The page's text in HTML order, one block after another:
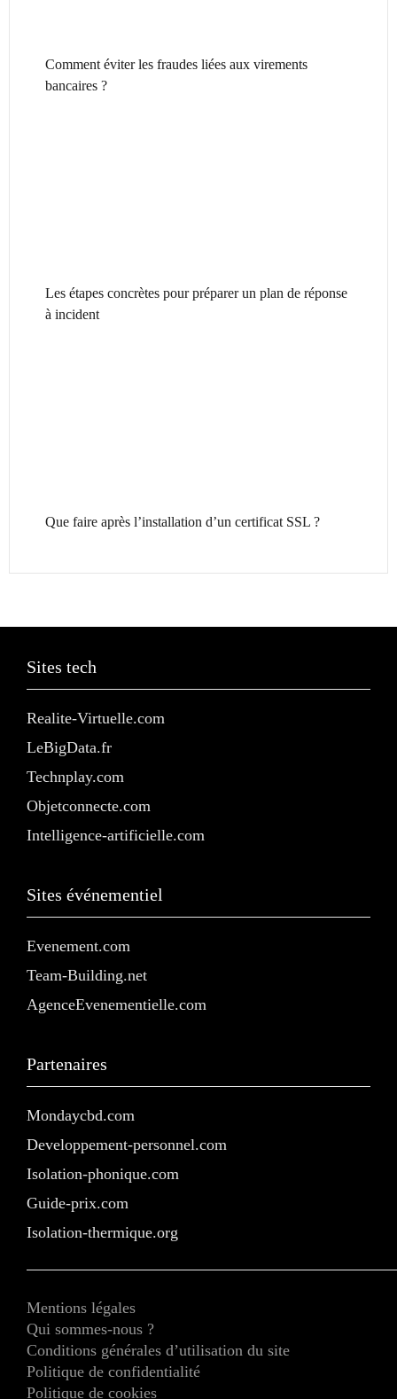
Comment éviter les fraudes liées aux virements
bancaires ?
Les étapes concrètes pour préparer un plan de réponse
à incident
Que faire après l’installation d’un certificat SSL ?
Sites tech
Realite-Virtuelle.com
LeBigData.fr
Technplay.com
Objetconnecte.com
Intelligence-artificielle.com
Sites événementiel
Evenement.com
Team-Building.net
AgenceEvenementielle.com
Partenaires
Mondaycbd.com
Developpement-personnel.com
Isolation-phonique.com
Guide-prix.com
Isolation-thermique.org
Mentions légales
Qui sommes-nous ?
Conditions générales d’utilisation du site
Politique de confidentialité
Politique de cookies